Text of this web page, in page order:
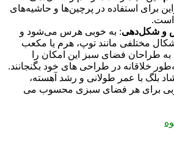
برای استفاده در پرچین‌ها و حاشیه‌های
است.
و شکل‌دهی: به‌ خوبی هرس می‌شود و
مختلفی مانند توپ، هرم یا مکعب
به طراحان فضای سبز این امکان را
خلاقانه در طراحی‌ های خود بگنجانند.
بلگ با عمر طولانی و رشد آهسته،
برای هر فضای سبزی محسوب می‌